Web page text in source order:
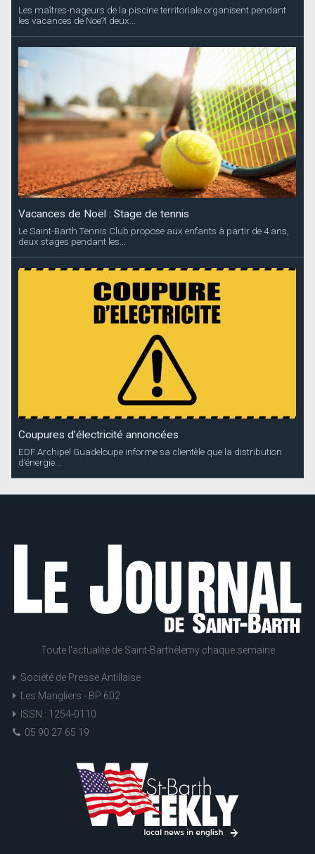
Les maîtres-nageurs de la piscine territoriale organisent pendant
les vacances de Noe?l deux...
Vacances de Noël : Stage de tennis
Le Saint-Barth Tennis Club propose aux enfants à partir de 4 ans,
deux stages pendant les...
Coupures d’électricité annoncées
EDF Archipel Guadeloupe informe sa clientèle que la distribution
d’énergie...
Toute l'actualité de Saint-Barthélemy chaque semaine
Société de Presse Antillaise
Les Mangliers - BP 602
ISSN : 1254-0110
05 90 27 65 19